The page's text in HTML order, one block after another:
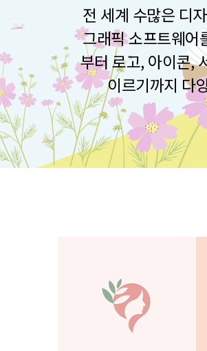
전 세계 수많은 디
그래픽 소프트웨어
부터 로고, 아이콘,
이르기까지 다